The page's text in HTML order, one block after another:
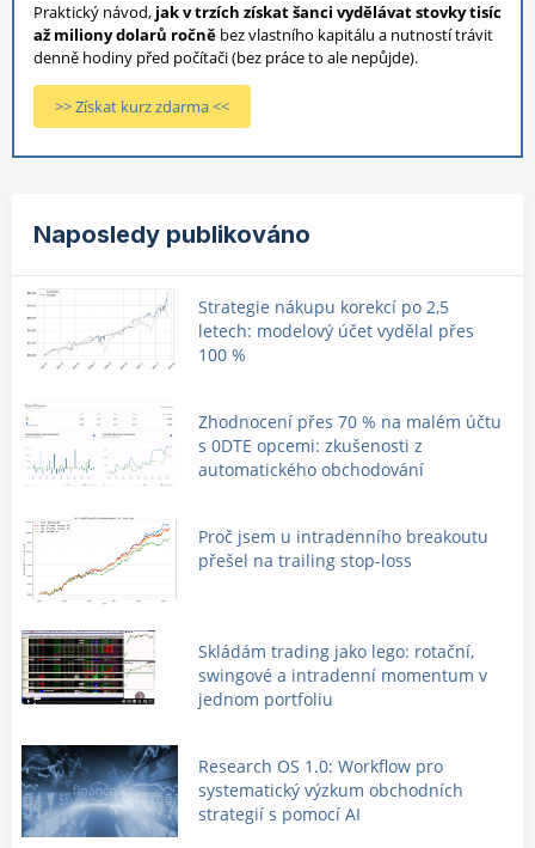
Praktický návod, jak v trzích získat šanci vydělávat stovky tisíc
až miliony dolarů ročně bez vlastního kapitálu a nutností trávit
denně hodiny před počítači (bez práce to ale nepůjde).
>> Získat kurz zdarma <<
Naposledy publikováno
Strategie nákupu korekcí po 2,5
letech: modelový účet vydělal přes
100 %
Zhodnocení přes 70 % na malém účtu
s 0DTE opcemi: zkušenosti z
automatického obchodování
Proč jsem u intradenního breakoutu
přešel na trailing stop-loss
Skládám trading jako lego: rotační,
swingové a intradenní momentum v
jednom portfoliu
Research OS 1.0: Workflow pro
systematický výzkum obchodních
strategií s pomocí AI